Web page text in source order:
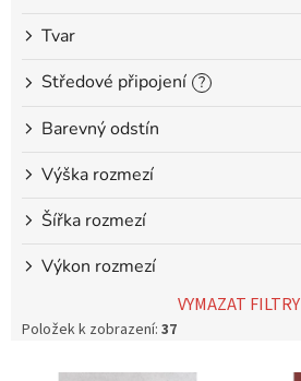
Tvar
Středové připojení ?
Barevný odstín
Výška rozmezí
Šířka rozmezí
Výkon rozmezí
VYMAZAT FILTRY
Položek k zobrazení: 37